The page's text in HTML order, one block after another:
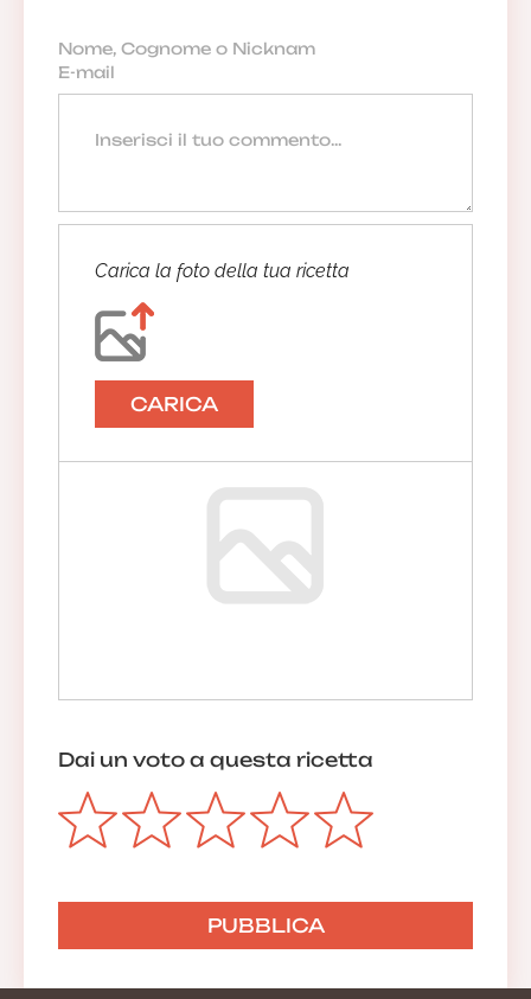
Carica la foto della tua ricetta
CARICA
Dai un voto a questa ricetta